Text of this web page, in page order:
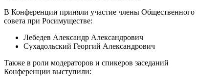
В Конференции приняли участие члены Общественного
совета при Росимуществе:
Лебедев Александр Александрович
Сухадольский Георгий Александрович
Также в роли модераторов и спикеров заседаний
Конференции выступили: